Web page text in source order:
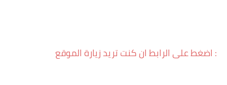
اضغط على الرابط ان كنت تريد زيارة الموقع :